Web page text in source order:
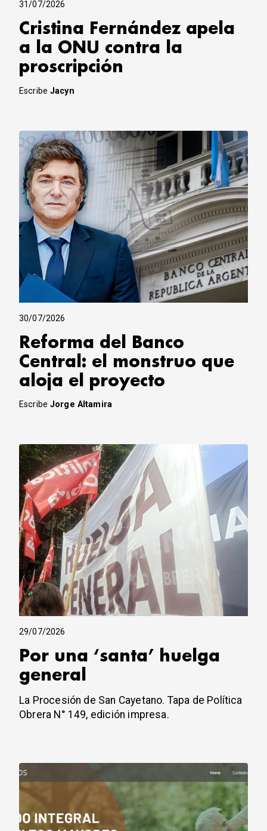
31/07/2026
Cristina Fernández apela
a la ONU contra la
proscripción
EscribeJacyn
30/07/2026
Reforma del Banco
Central: el monstruo que
aloja el proyecto
EscribeJorge Altamira
29/07/2026
Por una ‘santa’ huelga
general
La Procesión de San Cayetano. Tapa de Política
Obrera N° 149, edición impresa.